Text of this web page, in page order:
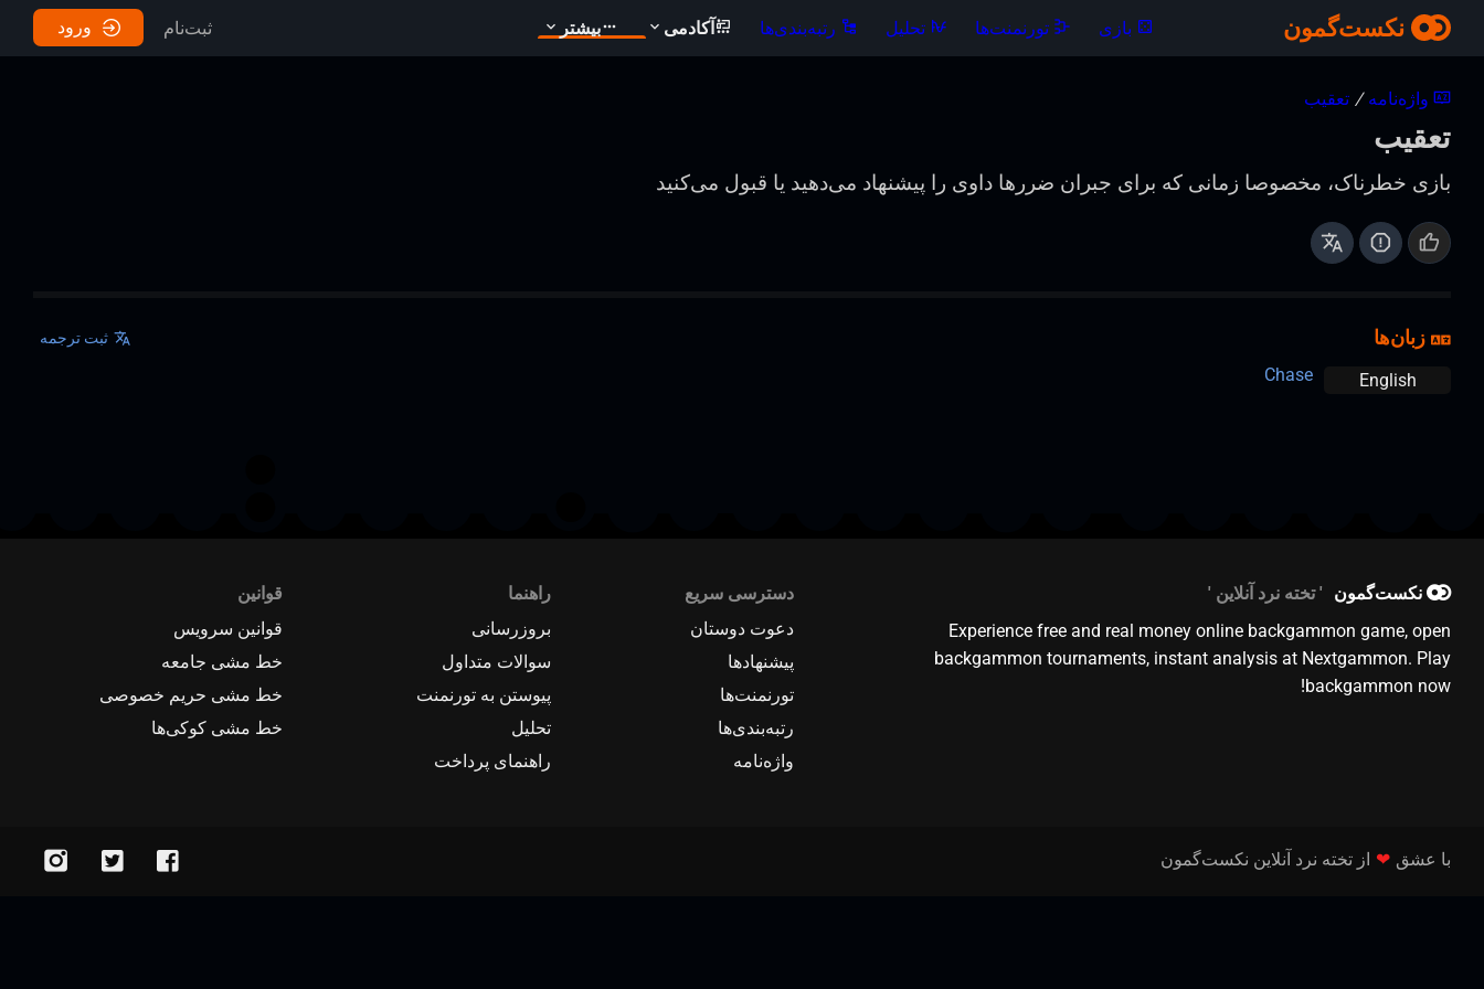
نکست‌گمون بازی تورنمنت‌ها تحلیل رتبه‌بندی‌ها آکادمی بیشتر ثبت‌نام ورود
واژه‌نامه / تعقیب
تعقیب
بازی خطرناک، مخصوصا زمانی که برای جبران ضرر‌ها داوی را پیشنهاد می‌دهید یا قبول می‌کنید
زبان‌ها ثبت ترجمه
English
Chase
نکست‌گمون
تخته نرد آنلاین
Experience free and real money online backgammon game, open
backgammon tournaments, instant analysis at Nextgammon. Play
backgammon now!
دسترسی سریع
دعوت دوستان
پیشنهادها
تورنمنت‌ها
رتبه‌بندی‌ها
واژه‌نامه
راهنما
بروزرسانی
سوالات متداول
پیوستن به تورنمنت
تحلیل
راهنمای پرداخت
قوانین
قوانین سرویس
خط مشی جامعه
خط مشی حریم خصوصی
خط مشی کوکی‌ها
با عشق ❤ از تخته نرد آنلاین نکست‌گمون